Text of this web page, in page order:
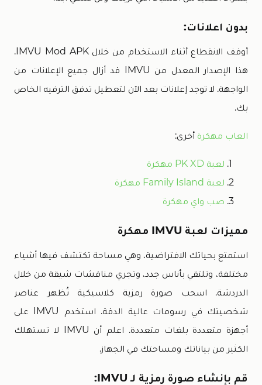
بدون اعلانات:
أوقف الانقطاع أثناء الاستخدام من خلال IMVU Mod APK.
هذا الإصدار المعدل من IMVU قد أزال جميع الإعلانات من
الواجهة. لا توجد إعلانات بعد الآن لتعطيل تدفق الترفيه الخاص
بك.
العاب مهكرة أخرى:
لعبة PK XD مهكرة
لعبة Family Island مهكرة
صب واي مهكرة
مميزات لعبة IMVU مهكرة
استمتع بحياتك الافتراضية، وهي مساحة تكتشف فيها أشياء
مختلفة، وتلتقي بأناس جدد، وتجري مناقشات شيقة من خلال
الدردشة. اسحب صورة رمزية كلاسيكية تُظهر عناصر
شخصيتك في رسومات عالية الدقة. استخدم IMVU على
أجهزة متعددة بلغات متعددة. اعلم أن IMVU لا تستهلك
الكثير من بياناتك ومساحتك في الجهاز.
قم بإنشاء صورة رمزية لـ IMVU: